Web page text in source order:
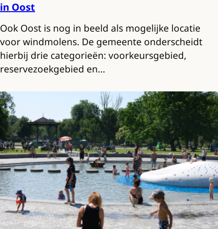
in Oost
Ook Oost is nog in beeld als mogelijke locatie
voor windmolens. De gemeente onderscheidt
hierbij drie categorieën: voorkeursgebied,
reservezoekgebied en…